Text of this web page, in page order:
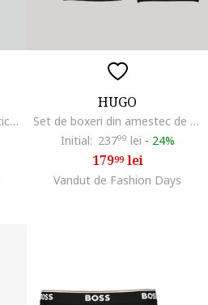
Set de boxeri cu banda elastica cu logo - 3 perechi, Negru/Rosu inchis
HUGO
Set de boxeri din amestec de bumbac - 3 perechi, Negru/Gri cenusiu
Initial: 23799 lei - 24%
17999lei
Vandut de Fashion Days